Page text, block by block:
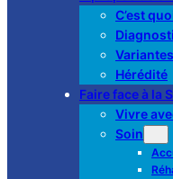
C’est
Variantes
Hérédité
Faire face à la
Vivre
Soin